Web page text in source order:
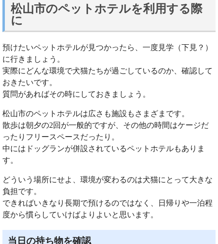
松山市のペットホテルを利用する際
に
預けたいペットホテルが見つかったら、一度見学（下見？）
に行きましょう。
実際にどんな環境で犬猫たちが過ごしているのか、確認して
おきたいです。
質問があればその時にしておきましょう。
松山市のペットホテルは広さも施設もさまざまです。
散歩は朝夕の2回が一般的ですが、その他の時間はケージだ
ったりフリースペースだったり。
中にはドッグランが併設されているペットホテルもありま
す。
どういう場所にせよ、環境が変わるのは犬猫にとって大きな
負担です。
できればいきなり長期で預けるのではなく、日帰りや一泊程
度から慣らしていけばよりよいと思います。
当日の持ち物を確認